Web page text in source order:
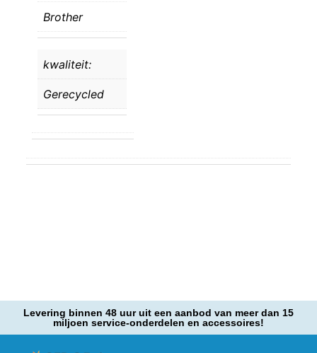
Brother
kwaliteit:
Gerecycled
Levering binnen 48 uur uit een aanbod van meer dan 15
miljoen service-onderdelen en accessoires!